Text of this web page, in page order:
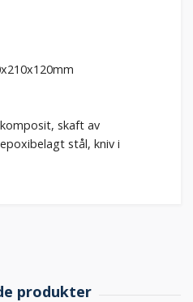
skaft av
stål, kniv i